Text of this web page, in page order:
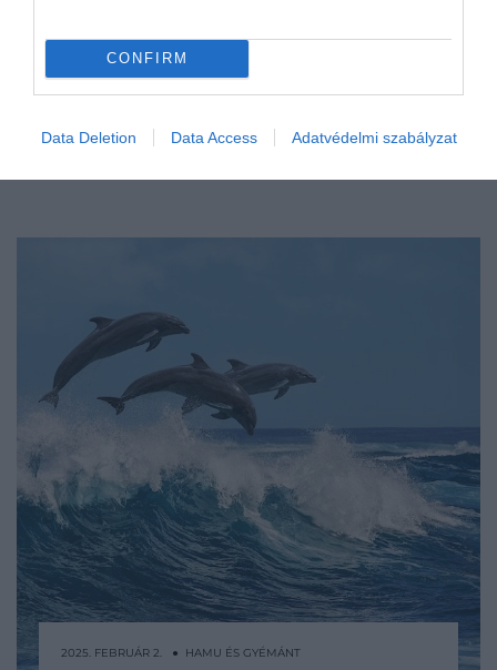
CONFIRM
Data Deletion Data Access Adatvédelmi szabályzat
2025. FEBRUÁR 2. ● HAMU ÉS GYÉMÁNT